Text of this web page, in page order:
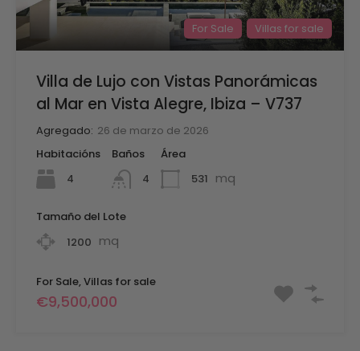
For Sale Villas for sale
Villa de Lujo con Vistas Panorámicas
al Mar en Vista Alegre, Ibiza – V737
Agregado: 26 de marzo de 2026
Habitacións
4
Baños
4
Área
531 mq
Tamaño del Lote
1200 mq
For Sale, Villas for sale
€9,500,000